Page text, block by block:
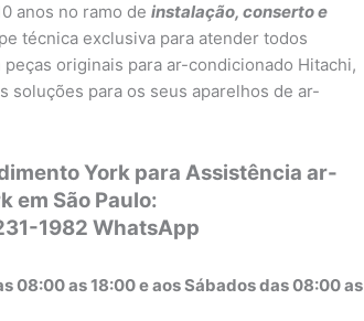
anos no ramo de instalação, conserto e
técnica exclusiva para atender todos
peças originais para ar-condicionado Hitachi,
soluções para os seus aparelhos de ar-
York para Assistência ar-
em São Paulo:
1982 WhatsApp
08:00 as 18:00 e aos Sábados das 08:00 as